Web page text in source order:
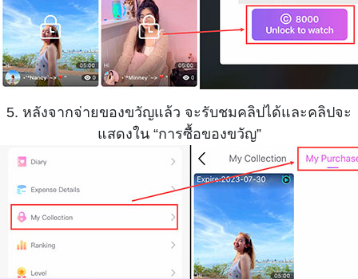
5. หลังจากจ่ายของขวัญแล้ว จะรับชมคลิปได้และคลิปจะ
แสดงใน “การซื้อของขวัญ”